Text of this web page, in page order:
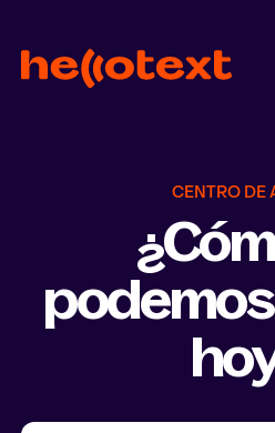
CENTRO DE